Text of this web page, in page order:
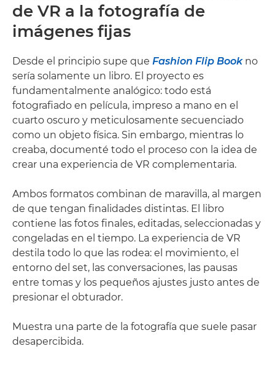
de VR a la fotografía de
imágenes fijas
Desde el principio supe que Fashion Flip Bookno
sería solamente un libro. El proyecto es
fundamentalmente analógico: todo está
fotografiado en película, impreso a mano en el
cuarto oscuro y meticulosamente secuenciado
como un objeto física. Sin embargo, mientras lo
creaba, documenté todo el proceso con la idea de
crear una experiencia de VR complementaria.
Ambos formatos combinan de maravilla, al margen
de que tengan finalidades distintas. El libro
contiene las fotos finales, editadas, seleccionadas y
congeladas en el tiempo. La experiencia de VR
destila todo lo que las rodea: el movimiento, el
entorno del set, las conversaciones, las pausas
entre tomas y los pequeños ajustes justo antes de
presionar el obturador.
Muestra una parte de la fotografía que suele pasar
desapercibida.